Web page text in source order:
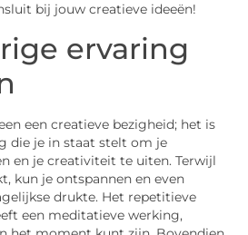
bij jouw creatieve ideeën!
ervaring
een creatieve bezigheid; het is
die je in staat stelt om je
en je creativiteit te uiten. Terwijl
kun je ontspannen en even
drukte. Het repetitieve
een meditatieve werking,